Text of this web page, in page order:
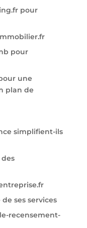
pour
pour
une
plan de
simplifient-ils
ses services
recensement-